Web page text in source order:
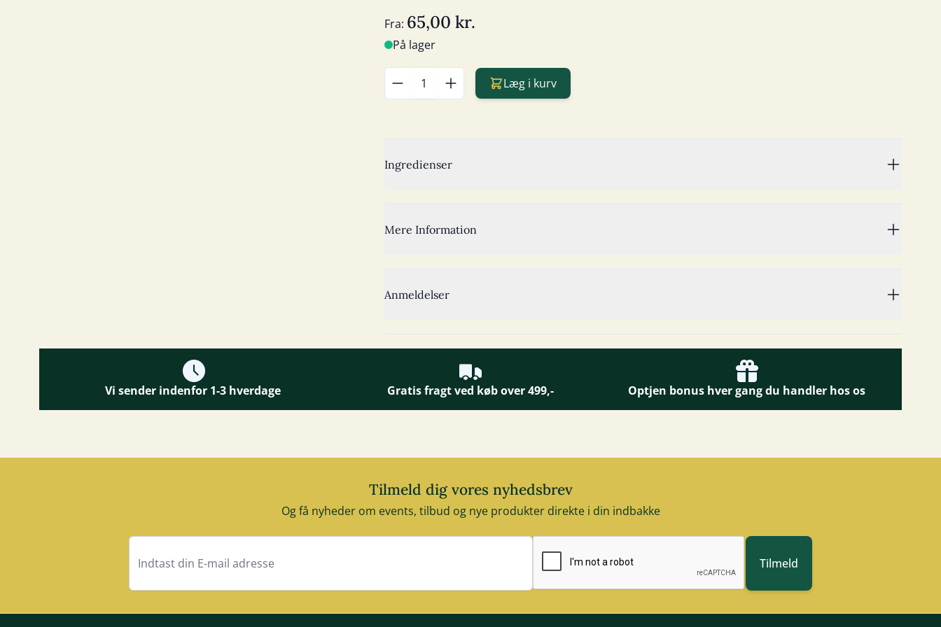
Fra: 65,00 kr.
På lager
Læg i kurv
Ingredienser
Mere Information
Anmeldelser
Vi sender indenfor 1-3 hverdage Gratis fragt ved køb over 499,- Optjen bonus hver gang du handler hos os
Tilmeld dig vores nyhedsbrev
Og få nyheder om events, tilbud og nye produkter direkte i din indbakke
E-mail adresse
Tilmeld